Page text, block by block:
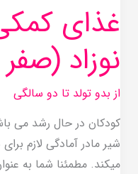
غذای
نوزاد
از بدو تولد تا دو سالگی
کودکان در حال رشد می
شیر مادر آمادگی لازم
میکند. مطمئنا شما به
صد
نکات)